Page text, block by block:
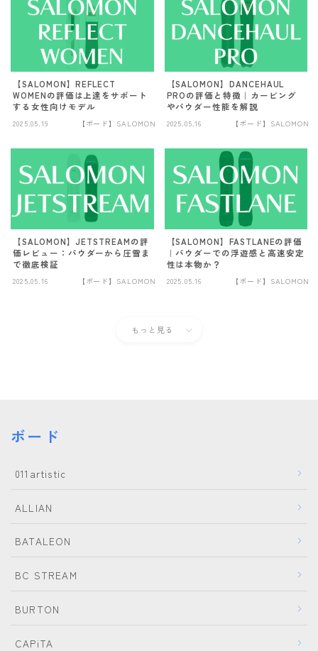
NOVEMBER
OGASAKA
RICE28
RIDE
ROSSIGNOL
SALOMON
SCOOTER
SABRINA
SESSIONS
SPREAD
DRAKE
FLUX
K2
Now
RIDE
【SALOMON】REFLECT
WOMENの評価は上達をサポート
する女性向けモデル
2025.05.19 【ボード】SALOMON
【SALOMON】DANCEHAUL
PROの評価と特徴｜カービング
やパウダー性能を解説
2025.05.16 【ボード】SALOMON
【SALOMON】JETSTREAMの評
価レビュー：パウダーから圧雪ま
で徹底検証
2025.05.16 【ボード】SALOMON
【SALOMON】FASTLANEの評価
｜パウダーでの浮遊感と高速安定
性は本物か？
2025.05.16 【ボード】SALOMON
もっと見る
ボード
011artistic
ALLIAN
BATALEON
BC STREAM
BURTON
CAPiTA